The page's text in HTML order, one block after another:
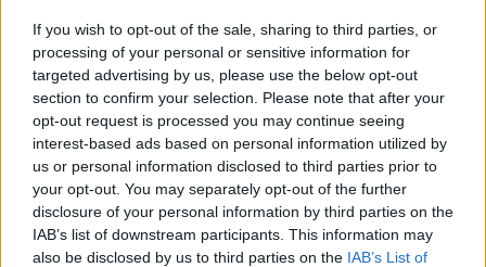
If you wish to opt-out of the sale, sharing to third parties, or
processing of your personal or sensitive information for
targeted advertising by us, please use the below opt-out
section to confirm your selection. Please note that after your
opt-out request is processed you may continue seeing
interest-based ads based on personal information utilized by
us or personal information disclosed to third parties prior to
your opt-out. You may separately opt-out of the further
disclosure of your personal information by third parties on the
IAB’s list of downstream participants. This information may
also be disclosed by us to third parties on the IAB’s List of
qu’elles ne coulent, déceler un rythme cardiaque
altéré ou identifier une douleur avant même que
nous ne puissions l’exprimer verbalement. Leur
réaction empathique, avec des léchages et du
réconfort, témoigne de leur attachement à leurs
humains.